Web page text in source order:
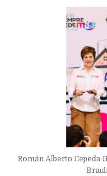
Román Alberto Cepeda